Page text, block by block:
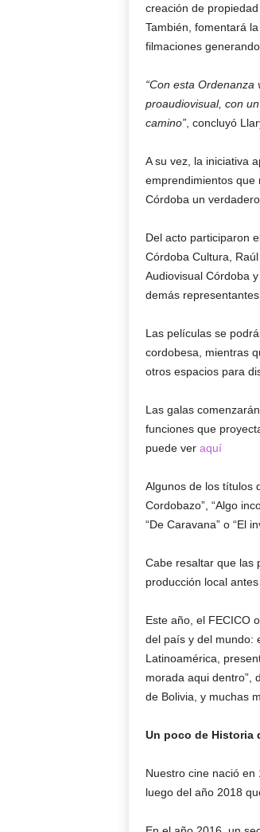
creación de
También, fomentará
filmaciones
“Con esta
proaudiovisual, con
camino”, concluyó
A su vez, la iniciativa
emprendimientos que
Córdoba un
Del acto participaron
Córdoba Cultura,
Audiovisual Córdoba
demás
Las películas se
cordobesa, mientras
otros espacios para
Las galas
funciones que
puede ver aquí
Algunos de los títulos
Cordobazo”, “Algo
“De Caravana” o “El
Cabe resaltar que las
producción local
Este año, el FECICO
del país y del mundo:
Latinoamérica,
morada aqui dentro”,
de Bolivia, y muchas
Un poco de Historia
Nuestro cine nació
luego del año 2018